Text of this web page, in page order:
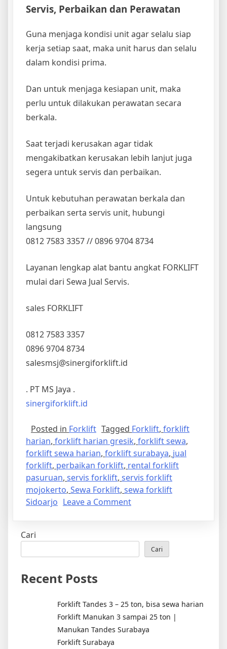
Servis, Perbaikan dan Perawatan
Guna menjaga kondisi unit agar selalu siap
kerja setiap saat, maka unit harus dan selalu
dalam kondisi prima.
Dan untuk menjaga kesiapan unit, maka
perlu untuk dilakukan perawatan secara
berkala.
Saat terjadi kerusakan agar tidak
mengakibatkan kerusakan lebih lanjut juga
segera untuk servis dan perbaikan.
Untuk kebutuhan perawatan berkala dan
perbaikan serta servis unit, hubungi
langsung
0812 7583 3357 // 0896 9704 8734
Layanan lengkap alat bantu angkat FORKLIFT
mulai dari Sewa Jual Servis.
sales FORKLIFT
0812 7583 3357
0896 9704 8734
salesmsj@sinergiforklift.id
. PT MS Jaya .
sinergiforklift.id
Posted in Forklift Tagged Forklift, forklift
harian, forklift harian gresik, forklift sewa,
forklift sewa harian, forklift surabaya, jual
forklift, perbaikan forklift, rental forklift
pasuruan, servis forklift, servis forklift
mojokerto, Sewa Forklift, sewa forklift
Sidoarjo Leave a Commenton
servis
Cari
Cari
Recent Posts
Forklift Tandes 3 – 25 ton, bisa sewa harian
Forklift Manukan 3 sampai 25 ton |
Manukan Tandes Surabaya
Forklift Surabaya